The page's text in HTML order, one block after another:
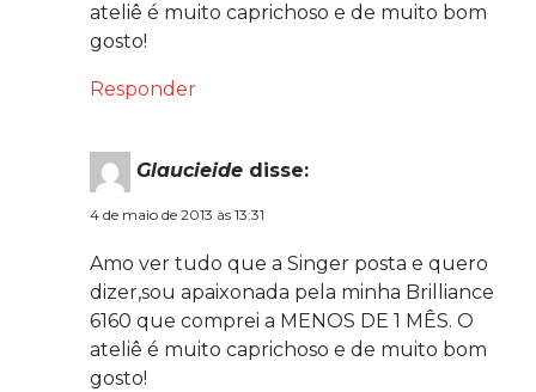
ateliê é muito caprichoso e de muito bom
gosto!
Responder
Glaucieide disse:
4 de maio de 2013 às 13:31
Amo ver tudo que a Singer posta e quero
dizer,sou apaixonada pela minha Brilliance
6160 que comprei a MENOS DE 1 MÊS. O
ateliê é muito caprichoso e de muito bom
gosto!